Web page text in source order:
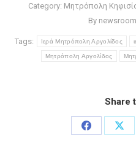
Category: Μητρόπολη
By newsroom
Tags: Ιερά Μητρόπολη Αργολίδoς
Μητρόπολη Αργολίδoς
Share
Share